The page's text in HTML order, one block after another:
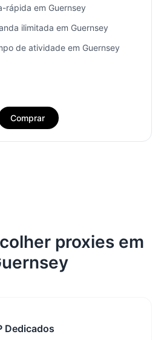
rápida em Guernsey
ilimitada em Guernsey
de atividade em Guernsey
Comprar
proxies em
Dedicados